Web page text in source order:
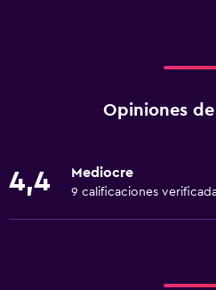
Opiniones
4,4 Mediocre
9 calificaciones